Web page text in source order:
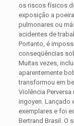
os riscos físicos
exposição a
pulmonares ou
acidentes de
Portanto, é
conseqüências
Muitas vezes,
aparentemente
transformou em
Violência
irigoyen. Lançado
exemplares e foi
Bertrand Brasil. O